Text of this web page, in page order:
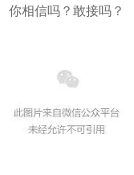
你相信吗？敢接吗？